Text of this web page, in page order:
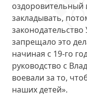
оздоровительный
закладывать,
запрещало это
начиная с 19-го
руководство с
воевали за то,
наших детей».